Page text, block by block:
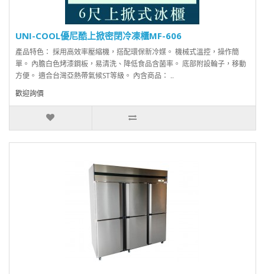
UNI-COOL優尼酷上掀密閉冷凍櫃MF-606
產品特色： 採用高效率壓縮機，搭配環保新冷媒。 機械式溫控，操作簡
單。 內膽白色烤漆鋼板，易清洗、降低食品含菌率。 底部附設輪子，移動
方便。 適合台灣亞熱帶氣候ST等級。 內含商品： ..
歡迎詢價